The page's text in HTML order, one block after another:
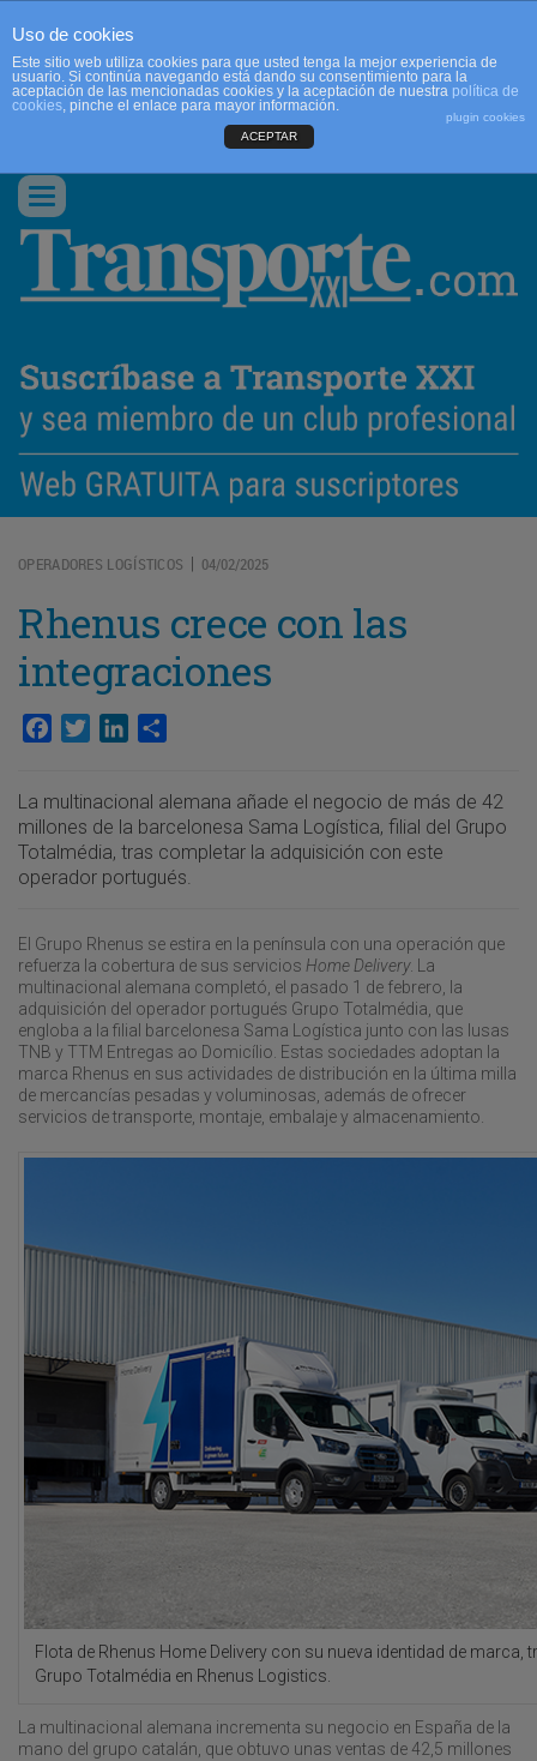
CONTACTO
Conmutar
navegación
OPERADORES LOGÍSTICOS | 04/02/2025
Rhenus crece con las
integraciones
Facebook
TwitterLinkedIn
La multinacional alemana añade el negocio de más de 42
millones de la barcelonesa Sama Logística, filial del Grupo
Totalmédia, tras completar la adquisición con este
operador portugués.
El Grupo Rhenus se estira en la península con una operación que
refuerza la cobertura de sus servicios Home Delivery. La
multinacional alemana completó, el pasado 1 de febrero, la
adquisición del operador portugués Grupo Totalmédia, que
engloba a la filial barcelonesa Sama Logística junto con las lusas
TNB y TTM Entregas ao Domicílio. Estas sociedades adoptan la
marca Rhenus en sus actividades de distribución en la última milla
de mercancías pesadas y voluminosas, además de ofrecer
servicios de transporte, montaje, embalaje y almacenamiento.
Flota de Rhenus Home Delivery con su nueva identidad de marca,
Grupo Totalmédia en Rhenus Logistics.
La multinacional alemana incrementa su negocio en España de la
mano del grupo catalán, que obtuvo unas ventas de 42,5 millones
Uso de cookies
Este sitio web utiliza cookies para que usted tenga la mejor experiencia de
usuario. Si continúa navegando está dando su consentimiento para la
aceptación de las mencionadas cookies y la aceptación de nuestra política de
cookies, pinche el enlace para mayor información.
plugin cookies
ACEPTAR